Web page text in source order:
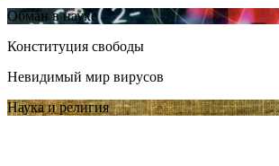
Обман в науке
Конституция свободы
Невидимый мир вирусов
Наука и религия